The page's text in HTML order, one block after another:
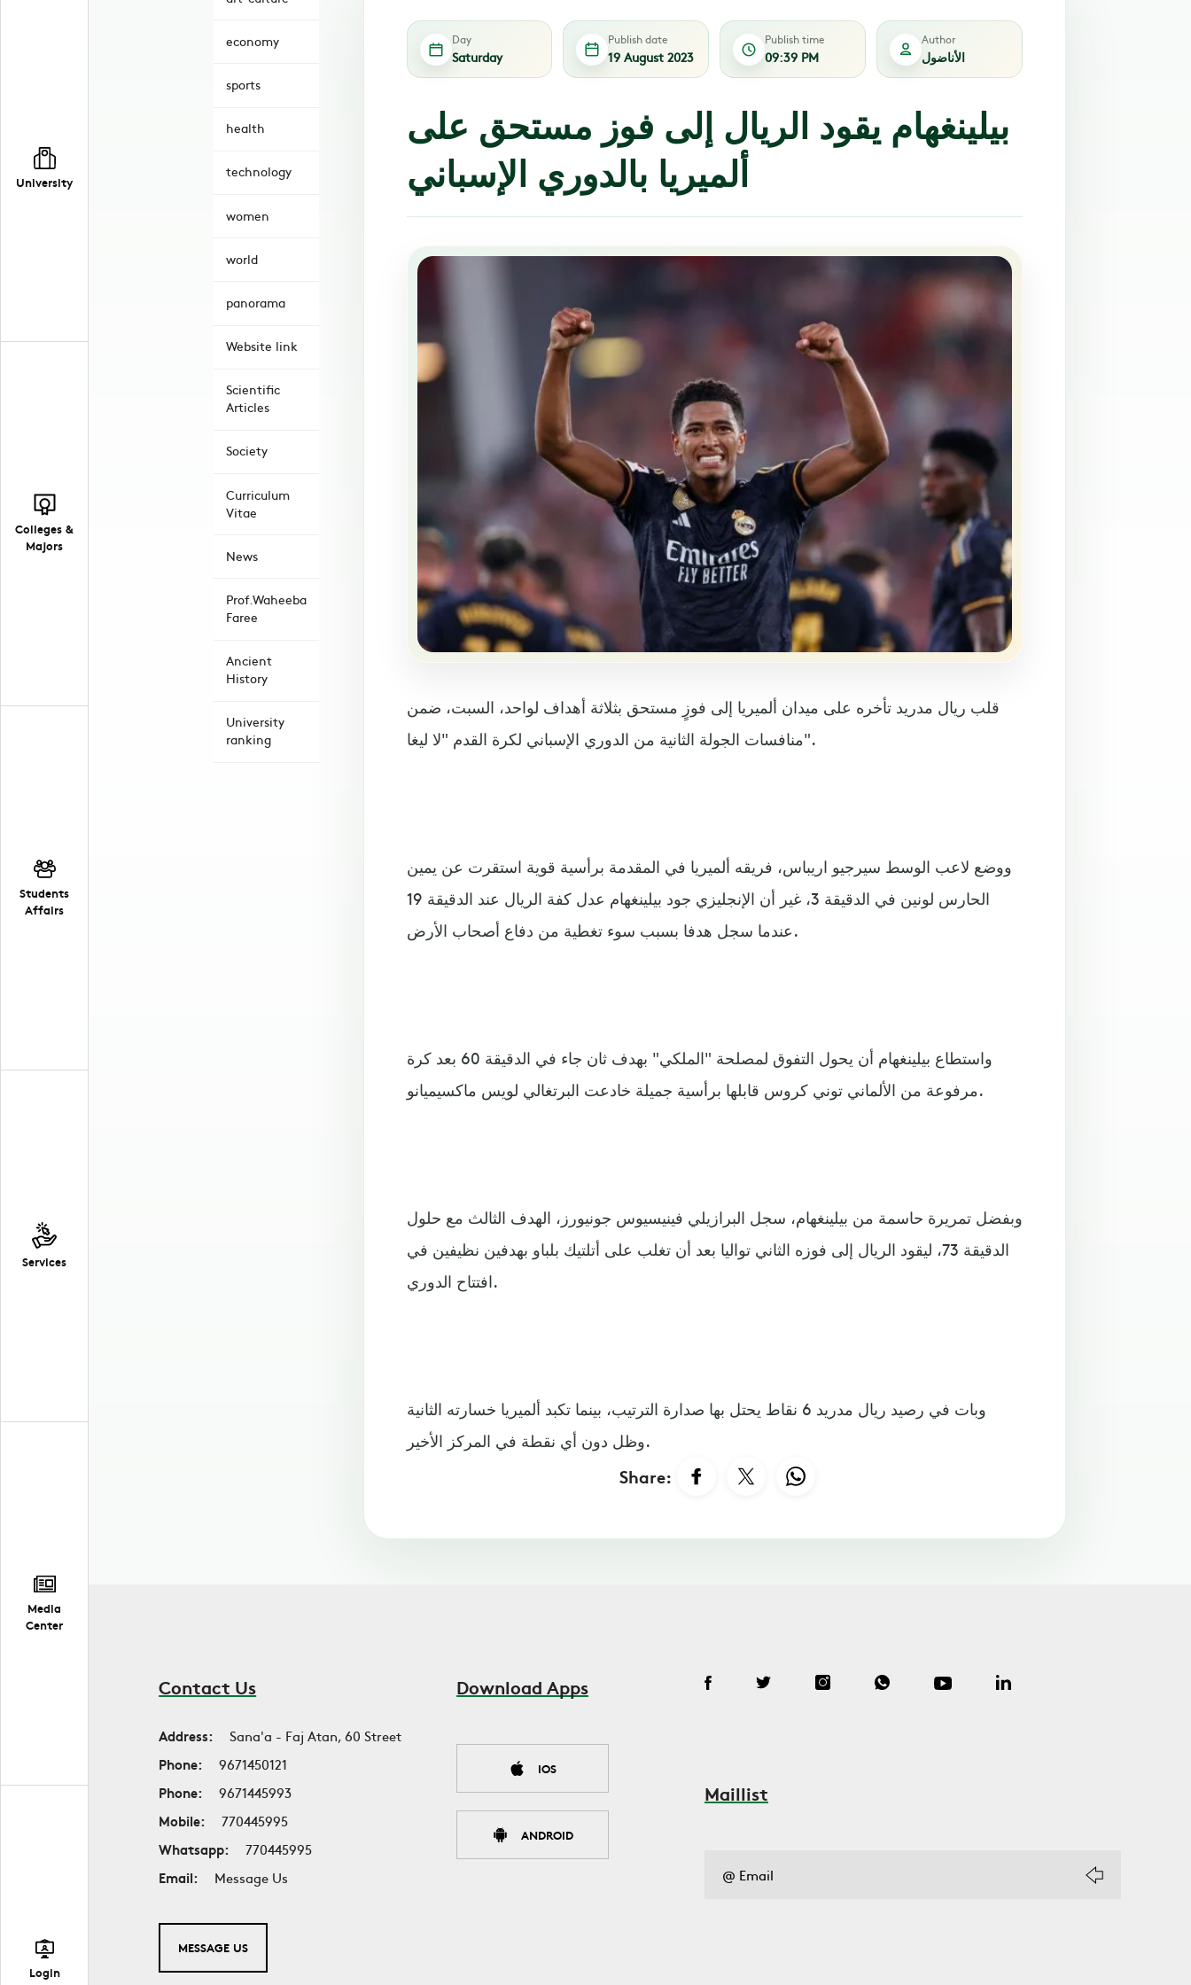
University
Colleges &
Majors
Students
Affairs
Services
Media
Center
Login
economy
sports
health
technology
women
world
panorama
Website link
Scientific
Articles
Society
Curriculum
Vitae
News
Prof.Waheeba
Faree
Ancient
History
University
ranking
Day
Saturday
Publish date
19 August 2023
Publish time
09:39 PM
Author
الأناضول
بيلينغهام يقود الريال إلى فوز مستحق على
ألميريا بالدوري الإسباني
قلب ريال مدريد تأخره على ميدان ألميريا إلى فوزٍ مستحق بثلاثة أهداف لواحد، السبت، ضمن
منافسات الجولة الثانية من الدوري الإسباني لكرة القدم "لا ليغا".
ووضع لاعب الوسط سيرجيو اريباس، فريقه ألميريا في المقدمة برأسية قوية استقرت عن يمين
الحارس لونين في الدقيقة 3، غير أن الإنجليزي جود بيلينغهام عدل كفة الريال عند الدقيقة 19
عندما سجل هدفا بسبب سوء تغطية من دفاع أصحاب الأرض.
واستطاع بيلينغهام أن يحول التفوق لمصلحة "الملكي" بهدف ثان جاء في الدقيقة 60 بعد كرة
مرفوعة من الألماني توني كروس قابلها برأسية جميلة خادعت البرتغالي لويس ماكسيميانو.
وبفضل تمريرة حاسمة من بيلينغهام، سجل البرازيلي فينيسيوس جونيورز، الهدف الثالث مع حلول
الدقيقة 73، ليقود الريال إلى فوزه الثاني تواليا بعد أن تغلب على أتلتيك بلباو بهدفين نظيفين في
افتتاح الدوري.
وبات في رصيد ريال مدريد 6 نقاط يحتل بها صدارة الترتيب، بينما تكبد ألميريا خسارته الثانية
وظل دون أي نقطة في المركز الأخير.
Share:
Contact Us
Address:
Sana'a - Faj Atan, 60 Street
Phone:
9671450121
Phone:
9671445993
Mobile:
770445995
Whatsapp:
770445995
Email:
Message Us
MESSAGE US
Download Apps
IOS
ANDROID
Maillist